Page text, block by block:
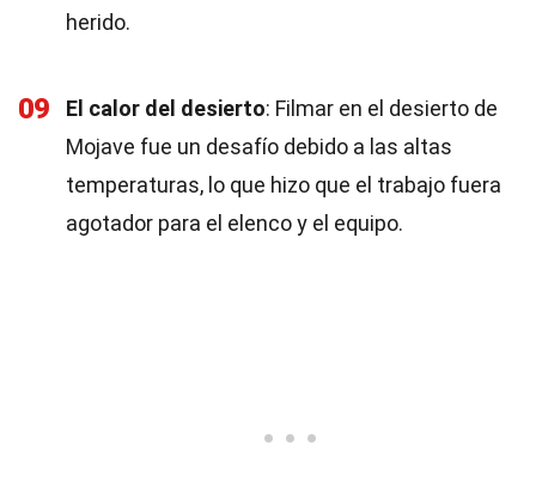
herido.
09 El calor del desierto: Filmar en el desierto de
Mojave fue un desafío debido a las altas
temperaturas, lo que hizo que el trabajo fuera
agotador para el elenco y el equipo.